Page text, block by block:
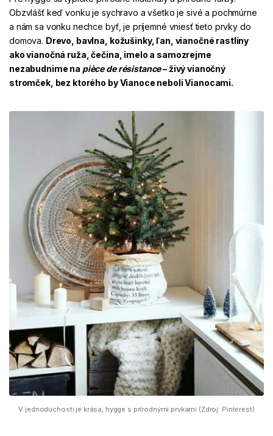
Obzvlášť keď vonku je sychravo a všetko je sivé a pochmúrne
a nám sa vonku nechce byť, je príjemné vniesť tieto prvky do
domova. Drevo, bavlna, kožušinky, ľan, vianočné rastliny
ako vianočná ruža, čečina, imelo a samozrejme
nezabudnime na pièce de résistance– živý vianočný
stromček, bez ktorého by Vianoce neboli Vianocami.
V jednoduchosti je krása, hygge s prírodnými prvkami (Zdroj: Pinterest)